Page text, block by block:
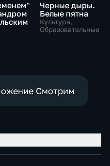
Черные дыры.
Белые пятна
Культура,
Образовательные
Смотрим